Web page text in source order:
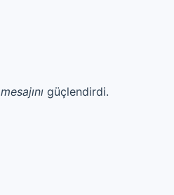
mesajını güçlendirdi.